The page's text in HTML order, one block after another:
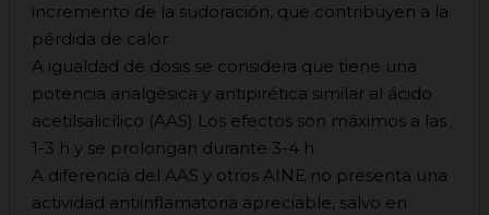
incremento de la sudoración, que contribuyen a la
pérdida de calor
A igualdad de dosis se considera que tiene una
potencia analgésica y antipirética similar al ácido
acetilsalicílico (AAS) Los efectos son máximos a las
1-3 h y se prolongan durante 3-4 h
A diferencia del AAS y otros AINE no presenta una
actividad antiinflamatoria apreciable, salvo en